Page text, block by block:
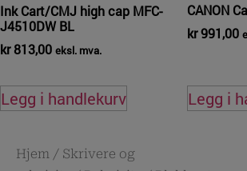
Ink Cart/CMJ high cap MFC-
J4510DW BL
kr813,00 eksl. mva.
Legg i handlekurv
CANON
kr991,00
Legg i
Hjem / Skrivere og